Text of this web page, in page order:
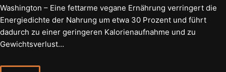
Washington – Eine fettarme vegane Ernährung verringert die
Energiedichte der Nahrung um etwa 30 Prozent und führt
dadurch zu einer geringeren Kalorienaufnahme und zu
Gewichtsverlust…